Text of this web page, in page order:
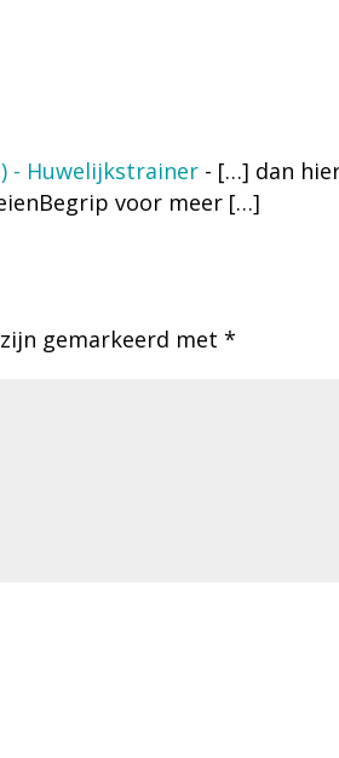
- Huwelijkstrainer - […] dan
voor meer […]
gemarkeerd met*